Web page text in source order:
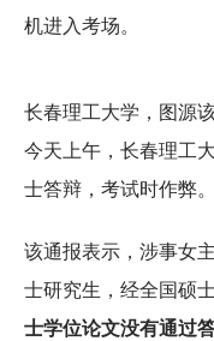
机进入考场。
长春理工大学，图源
今天上午，长春理工
士答辩，考试时作弊。
该通报表示，涉事女
士研究生，经全国硕
士学位论文没有通过